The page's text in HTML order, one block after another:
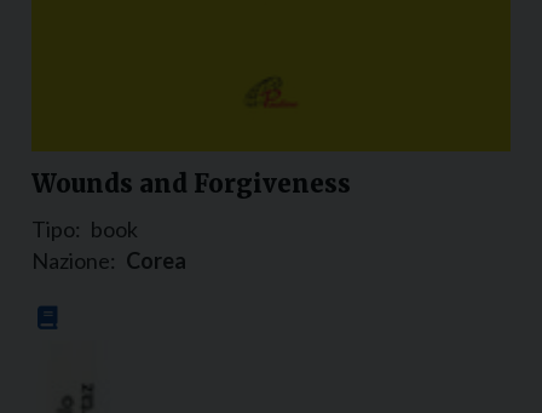
Wounds and Forgiveness
Tipo: book
Nazione: Corea